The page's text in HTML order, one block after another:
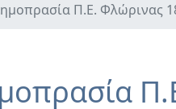
Π.Ε. Φλώρινας